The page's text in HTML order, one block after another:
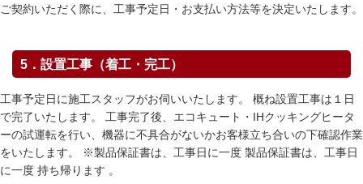
ご契約いただく際に、工事予定日・お支払い方法等を決定いたします。
5．設置工事（着工・完工）
工事予定日に施工スタッフがお伺いいたします。 概ね設置工事は１日
で完了いたします。 工事完了後、エコキュート・IHクッキングヒータ
ーの試運転を行い、機器に不具合がないかお客様立ち合いの下確認作業
をいたします。 ※製品保証書は、工事日に一度 製品保証書は、工事日
に一度 持ち帰ります 。